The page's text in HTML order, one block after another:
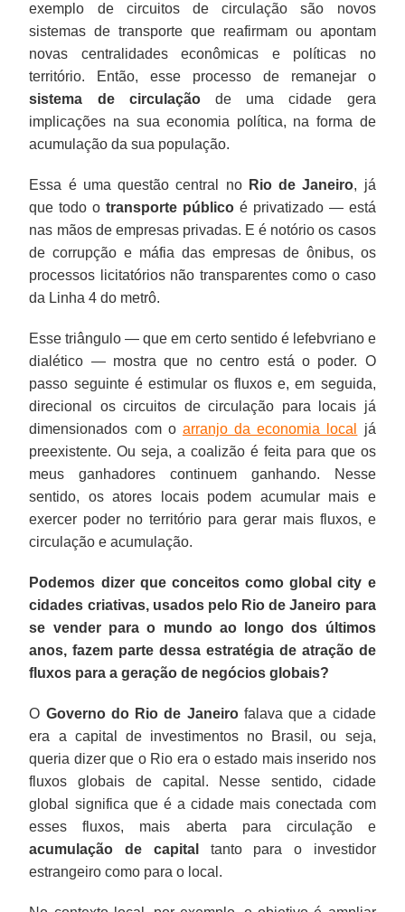
exemplo de circuitos de circulação são novos
sistemas de transporte que reafirmam ou apontam
novas centralidades econômicas e políticas no
território. Então, esse processo de remanejar o
sistema de circulaçãode uma cidade gera
implicações na sua economia política, na forma de
acumulação da sua população.
Essa é uma questão central no Rio de Janeiro, já
que todo otransporte público é privatizado — está
nas mãos de empresas privadas. E é notório os casos
de corrupção e máfia das empresas de ônibus, os
processos licitatórios não transparentes como o caso
da Linha 4 do metrô.
Esse triângulo — que em certo sentido é lefebvriano e
dialético — mostra que no centro está o poder. O
passo seguinte é estimular os fluxos e, em seguida,
direcional os circuitos de circulação para locais já
dimensionados com o arranjo da economia local
já
preexistente. Ou seja, a coalizão é feita para que os
meus ganhadores continuem ganhando. Nesse
sentido, os atores locais podem acumular mais e
exercer poder no território para gerar mais fluxos, e
circulação e acumulação.
Podemos dizer que conceitos como global city e
cidades criativas, usados pelo Rio de Janeiro para
se vender para o mundo ao longo dos últimos
anos, fazem parte dessa estratégia de atração de
fluxos para a geração de negócios globais?
O Governo do Rio de Janeirofalava que a cidade
era a capital de investimentos no Brasil, ou seja,
queria dizer que o Rio era o estado mais inserido nos
fluxos globais de capital. Nesse sentido, cidade
global significa que é a cidade mais conectada com
esses fluxos, mais aberta para circulação e
acumulação de capital
tanto para o investidor
estrangeiro como para o local.